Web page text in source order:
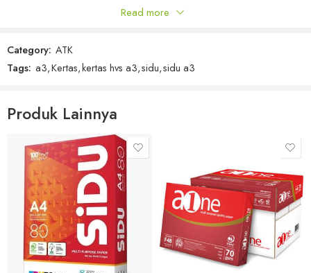
memastikan standar tertinggi yang sesuai dengan kebutuhan
profesional Anda.
penyimpanan dan pengambilan kertas sesuai kebutuhan.
Harga Bersaing: Menawarkan kualitas premium dengan harga yang
bersaing
Silakan klik Beli Sekarang untuk bertransaksi langsung disini
atau bisa melalui online marketplace berikut :
Tokopedia
Bukalapak
Read more
Category: ATK
Tags: a3,Kertas,kertas hvs a3,sidu,sidu a3
Produk Lainnya